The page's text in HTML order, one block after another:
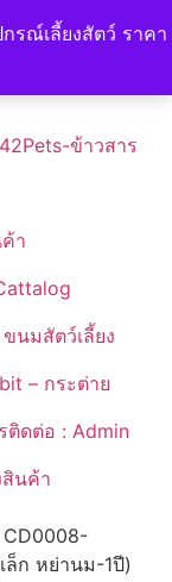
รณ์เลี้ยงสัตว์ ราคา
42Pets-ข้าวสาร
า
นมสัตว์เลี้ยง
– กระต่าย
ติดต่อ : Admin
สินค้า
ก หย่านม-1ปี)